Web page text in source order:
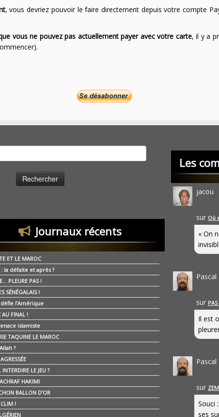
, vous devriez pouvoir le faire directement depuis votre compte
vous ne pouvez pas actuellement payer avec votre carte, il y a
Journaux récents
ET LE MAROC
la défaite et après ?
PLEURE PAS !
SÉNÉGALAIS !
l’Amérique
AU FINAL !
islamiste
TAQUINE LE MAROC
?
AGRESSÉE
LE JEU ?
HAKIMI
BALLON D’OR
!
Les
jacou
sur Où
« On
sur
Il est
sur
Souci
ses